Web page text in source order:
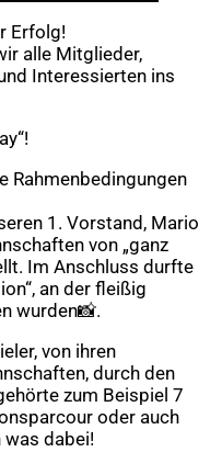
Erfolg!
alle Mitglieder,
Interessierten ins
Rahmenbedingungen
1. Vorstand, Mario
von „ganz
Im Anschluss durfte
an der fleißig
wurden📸.
von ihren
durch den
zum Beispiel 7
oder auch
dabei!